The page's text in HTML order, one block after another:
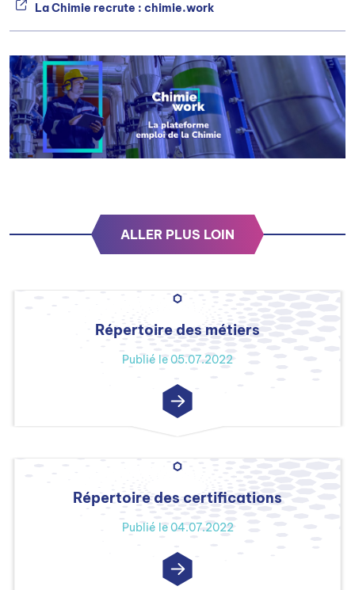
La Chimie recrute : chimie.work
ALLER PLUS LOIN
Répertoire des métiers
Publié le 05.07.2022
Répertoire des certifications
Publié le 04.07.2022